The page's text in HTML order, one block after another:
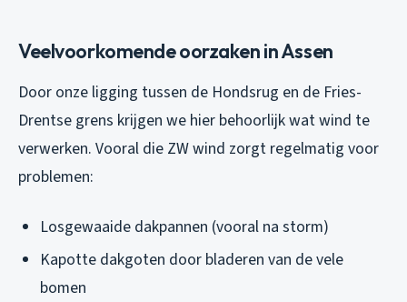
Veelvoorkomende oorzaken in Assen
Door onze ligging tussen de Hondsrug en de Fries-
Drentse grens krijgen we hier behoorlijk wat wind te
verwerken. Vooral die ZW wind zorgt regelmatig voor
problemen:
Losgewaaide dakpannen (vooral na storm)
Kapotte dakgoten door bladeren van de vele
bomen